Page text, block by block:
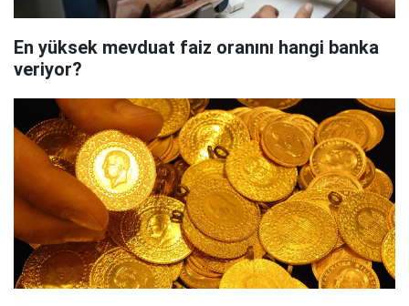
En yüksek mevduat faiz oranını hangi banka
veriyor?